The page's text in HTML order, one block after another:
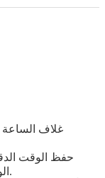
الوقت الدقيق وتعمل بشكل جيد لمدة عامين.